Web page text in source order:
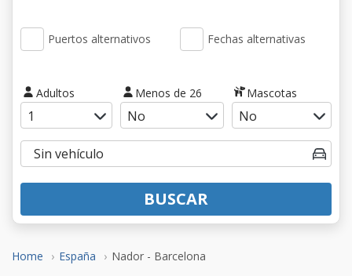
Home España Nador - Barcelona
Puertos alternativos Fechas alternativas
Adultos Menos de 26 Mascotas
BUSCAR